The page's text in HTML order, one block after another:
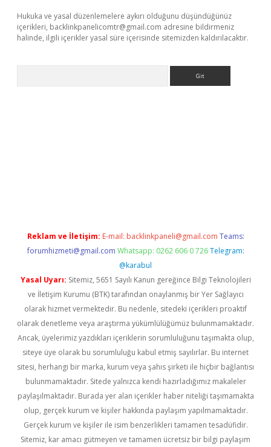
Hukuka ve yasal düzenlemelere aykırı olduğunu düşündüğünüz
içerikleri, backlinkpanelicomtr@gmail.com adresine bildirmeniz
halinde, ilgili içerikler yasal süre içerisinde sitemizden kaldırılacaktır.
Reklam ve İletişim: E-mail: backlinkpaneli@gmail.com Teams:
forumhizmeti@gmail.com Whatsapp: 0262 606 0 726 Telegram:
@karabul
Yasal Uyarı: Sitemiz, 5651 Sayılı Kanun gereğince Bilgi Teknolojileri
ve İletişim Kurumu (BTK) tarafından onaylanmış bir Yer Sağlayıcı
olarak hizmet vermektedir. Bu nedenle, sitedeki içerikleri proaktif
olarak denetleme veya araştırma yükümlülüğümüz bulunmamaktadır.
Ancak, üyelerimiz yazdıkları içeriklerin sorumluluğunu taşımakta olup,
siteye üye olarak bu sorumluluğu kabul etmiş sayılırlar. Bu internet
sitesi, herhangi bir marka, kurum veya şahıs şirketi ile hiçbir bağlantısı
bulunmamaktadır. Sitede yalnızca kendi hazırladığımız makaleler
paylaşılmaktadır. Burada yer alan içerikler haber niteliği taşımamakta
olup, gerçek kurum ve kişiler hakkında paylaşım yapılmamaktadır.
Gerçek kurum ve kişiler ile isim benzerlikleri tamamen tesadüfidir.
Sitemiz, kar amacı gütmeyen ve tamamen ücretsiz bir bilgi paylaşım